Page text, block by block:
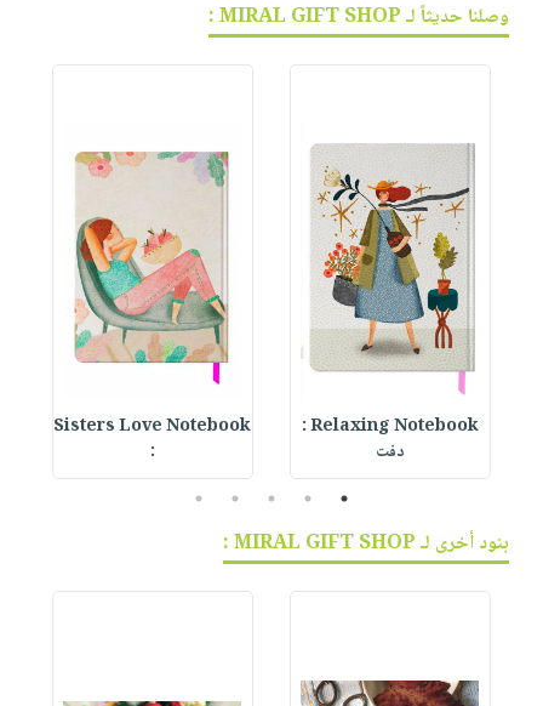
وصلنا حديثاً لـ MIRAL GIFT SHOP :
Relaxing Notebook :
دفت
Sisters Love Notebook
:
1
2
3
4
5
بنود أخرى لـ MIRAL GIFT SHOP :